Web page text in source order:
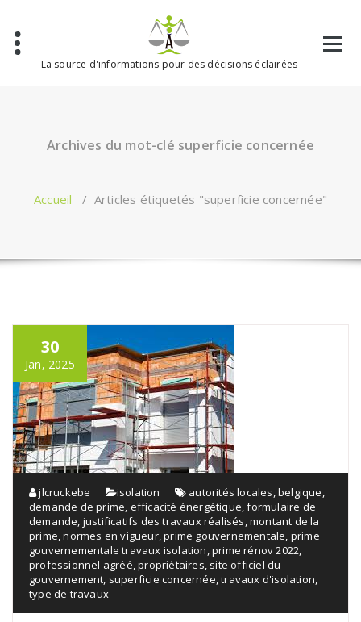
contenu
La source d'informations pour des décisions éclairées
Archives du mot-clé superficie concernée
Accueil / Articles étiquetés "superficie concernée"
30
Jan, 2025
jlcruckebe isolation autorités locales ,belgique
demande de prime efficacité énergétique ,formulaire de
demande justificatifs des travaux réalisés ,montant de la
prime ,normes en vigueur,prime gouvernementale prime
gouvernementale travaux isolation ,prime rénov 2022
professionnel agréé ,propriétaires site officiel du
gouvernement superficie concernée ,travaux d'isolation
type de travaux